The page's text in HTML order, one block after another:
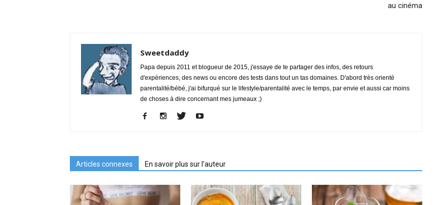
au cinéma
Sweetdaddy
Papa depuis 2011 et blogueur de 2015, j'essaye de te partager des infos, des retours
d'expériences, des news ou encore des tests dans tout un tas domaines. D'abord très orienté
parentalité/bébé, j'ai bifurqué sur le lifestyle/parentalité avec le temps, par envie et aussi car moins
de choses à dire concernant mes jumeaux ;)
Articles connexes En savoir plus sur l'auteur